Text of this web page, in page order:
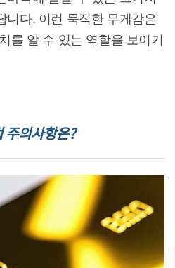
니다. 이런 묵직한 무게감은
를 알 수 있는 역할을 보이기
주의사항은?